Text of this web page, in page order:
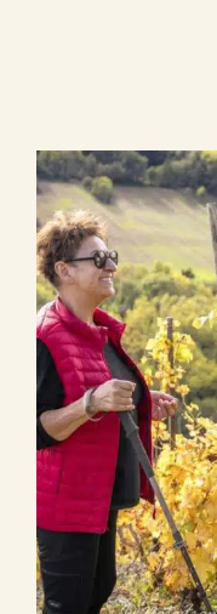
Acheter en ligne
Actualités
Partenaires
Contactez-nous